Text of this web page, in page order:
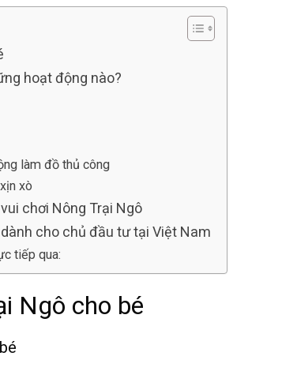
hoạt động nào?
làm đồ thủ công
xò
chơi Nông Trại Ngô
cho chủ đầu tư tại Việt Nam
tiếp qua:
Ngô cho bé